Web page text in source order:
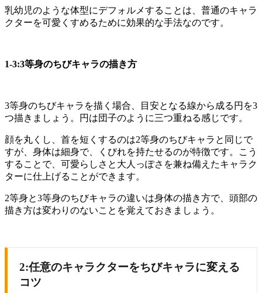
乳幼児のような体型にデフォルメすることは、普通のキャラ
クターを可愛くすめるために効果的な手法なのです。
1-3:3等身のちびキャラの描き方
3等身のちびキャラを描く場合、目安となる線から成る円を3
つ描きましょう。円は団子のように三つ重ねる感じです。
顔を丸くし、首を短くするのは2等身のちびキャラと同じで
すが、身体は細身で、くびれを持たせるのが特徴です。こう
することで、可愛らしさと大人っぽさを兼ね備えたキャラク
ターに仕上げることができます。
2等身と3等身のちびキャラの違いは身体の描き方で、頭部の
描き方は変わりのないことを覚えておきましょう。
2:任意のキャラクターをちびキャラに変える
コツ